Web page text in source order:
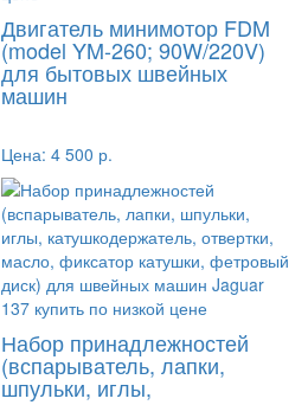
Двигатель минимотор FDM
(model YM-260; 90W/220V)
для бытовых швейных
машин
Цена: 4 500 р.
Набор принадлежностей
(вспарыватель, лапки,
шпульки, иглы,